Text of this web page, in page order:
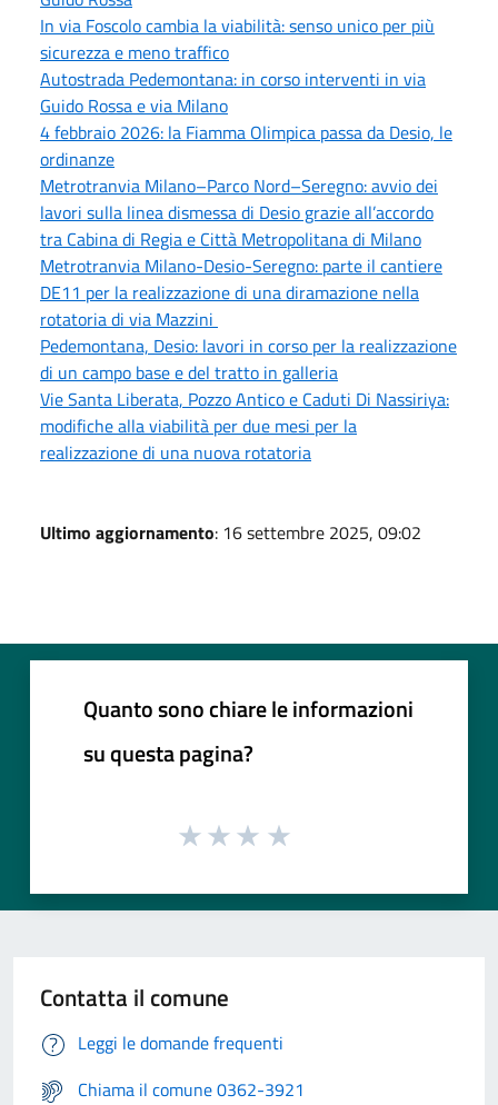
In via Foscolo cambia la viabilità: senso unico per più
sicurezza e meno traffico
Autostrada Pedemontana: in corso interventi in via
Guido Rossa e via Milano
4 febbraio 2026: la Fiamma Olimpica passa da Desio, le
ordinanze
Metrotranvia Milano–Parco Nord–Seregno: avvio dei
lavori sulla linea dismessa di Desio grazie all’accordo
tra Cabina di Regia e Città Metropolitana di Milano
Metrotranvia Milano-Desio-Seregno: parte il cantiere
DE11 per la realizzazione di una diramazione nella
rotatoria di via Mazzini
Pedemontana, Desio: lavori in corso per la realizzazione
di un campo base e del tratto in galleria
Vie Santa Liberata, Pozzo Antico e Caduti Di Nassiriya:
modifiche alla viabilità per due mesi per la
realizzazione di una nuova rotatoria
Ultimo aggiornamento: 16 settembre 2025, 09:02
Quanto sono chiare le informazioni
su questa pagina?
Contatta il comune
Leggi le domande frequenti
Chiama il comune 0362-3921